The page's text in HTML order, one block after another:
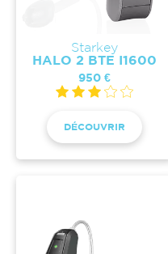
Starkey
HALO 2 BTE I1600
950 €
DÉCOUVRIR